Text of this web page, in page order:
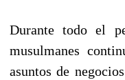
Durante todo el
musulmanes
asuntos de